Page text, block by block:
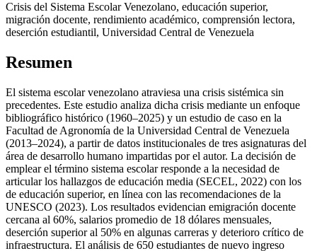
Crisis del Sistema Escolar Venezolano, educación superior,
migración docente, rendimiento académico, comprensión lectora,
deserción estudiantil, Universidad Central de Venezuela
Resumen
El sistema escolar venezolano atraviesa una crisis sistémica sin
precedentes. Este estudio analiza dicha crisis mediante un enfoque
bibliográfico histórico (1960–2025) y un estudio de caso en la
Facultad de Agronomía de la Universidad Central de Venezuela
(2013–2024), a partir de datos institucionales de tres asignaturas del
área de desarrollo humano impartidas por el autor. La decisión de
emplear el término sistema escolar responde a la necesidad de
articular los hallazgos de educación media (SECEL, 2022) con los
de educación superior, en línea con las recomendaciones de la
UNESCO (2023). Los resultados evidencian emigración docente
cercana al 60%, salarios promedio de 18 dólares mensuales,
deserción superior al 50% en algunas carreras y deterioro crítico de
infraestructura. El análisis de 650 estudiantes de nuevo ingreso